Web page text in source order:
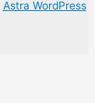
Astra WordPress